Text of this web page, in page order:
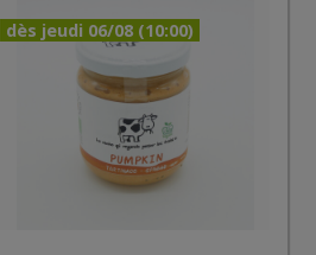
dès jeudi 06/08 (10:00)